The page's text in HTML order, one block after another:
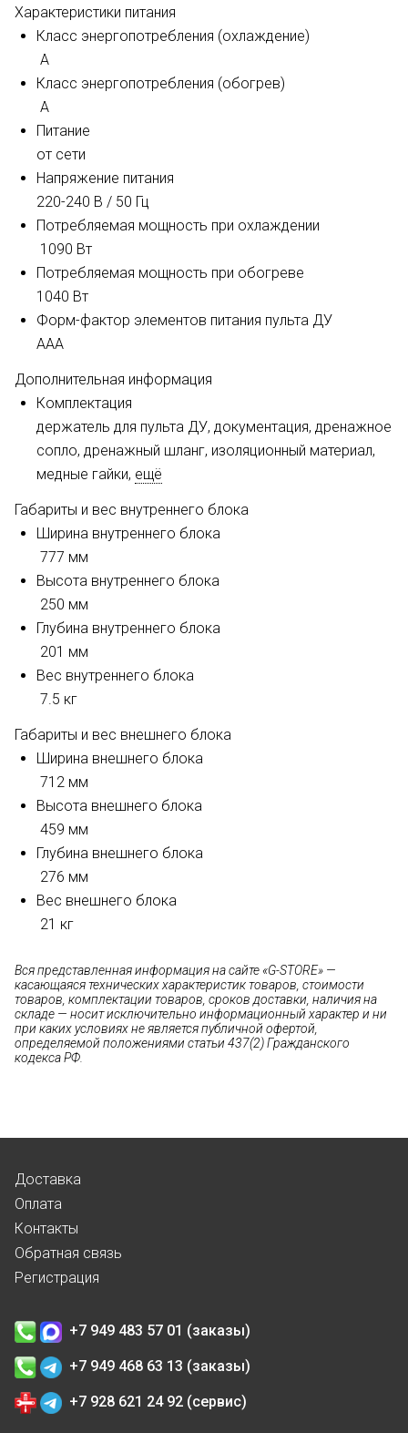
Характеристики питания
Класс энергопотребления (охлаждение)
A
Класс энергопотребления (обогрев)
A
Питание
от сети
Напряжение питания
220-240 В / 50 Гц
Потребляемая мощность при охлаждении
1090 Вт
Потребляемая мощность при обогреве
1040 Вт
Форм-фактор элементов питания пульта ДУ
ААА
Дополнительная информация
Комплектация
держатель для пульта ДУ, документация, дренажное
сопло, дренажный шланг, изоляционный материал,
медные гайки, ещё
Габариты и вес внутреннего блока
Ширина внутреннего блока
777 мм
Высота внутреннего блока
250 мм
Глубина внутреннего блока
201 мм
Вес внутреннего блока
7.5 кг
Габариты и вес внешнего блока
Ширина внешнего блока
712 мм
Высота внешнего блока
459 мм
Глубина внешнего блока
276 мм
Вес внешнего блока
21 кг
Вся представленная информация на сайте «G-STORE» —
касающаяся технических характеристик товаров, стоимости
товаров, комплектации товаров, сроков доставки, наличия на
складе — носит исключительно информационный характер и ни
при каких условиях не является публичной офертой,
определяемой положениями статьи 437(2) Гражданского
кодекса РФ.
Доставка
Оплата
Контакты
Обратная связь
Регистрация
+7 949 483 57 01 (заказы)
+7 949 468 63 13 (заказы)
+7 928 621 24 92 (сервис)